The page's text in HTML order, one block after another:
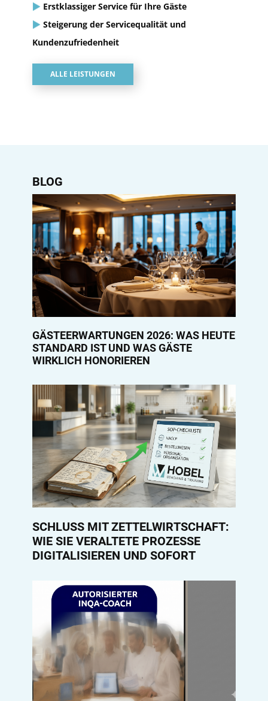
Erstklassiger Service für Ihre Gäste
Steigerung der Servicequalität und
Kundenzufriedenheit
ALLE LEISTUNGEN
BLOG
GÄSTEERWARTUNGEN 2026: WAS HEUTE
STANDARD IST UND WAS GÄSTE
WIRKLICH HONORIEREN
SCHLUSS MIT ZETTELWIRTSCHAFT:
WIE SIE VERALTETE PROZESSE
DIGITALISIEREN UND SOFORT